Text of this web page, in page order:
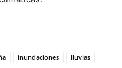
inundaciones lluvias